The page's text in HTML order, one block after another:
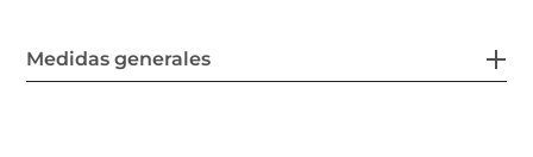
Medidas generales